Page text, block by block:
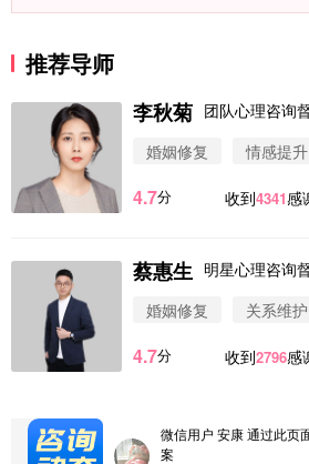
推荐导师
李秋菊 团队心理咨询
婚姻修复
情感提升
4.7分 收到4341感
蔡惠生 明星心理咨询
婚姻修复
关系维护
4.7分 收到2796感
微信用户 圆圈 通过此页
微信用户 Vnno 通过此页
案
微信用户 大太阳 通过此
微信用户 安康 通过此页
案